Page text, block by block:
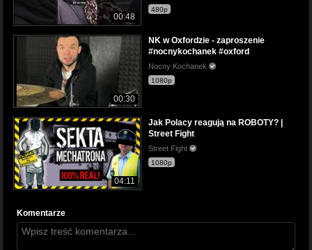
00:48
480p
00:30
NK w Oxfordzie - zaproszenie
#nocnykochanek #oxford
Nocny Kochanek
1080p
04:11
Jak Polacy reagują na ROBOTY? |
Street Fight
Street Fight
1080p
Komentarze